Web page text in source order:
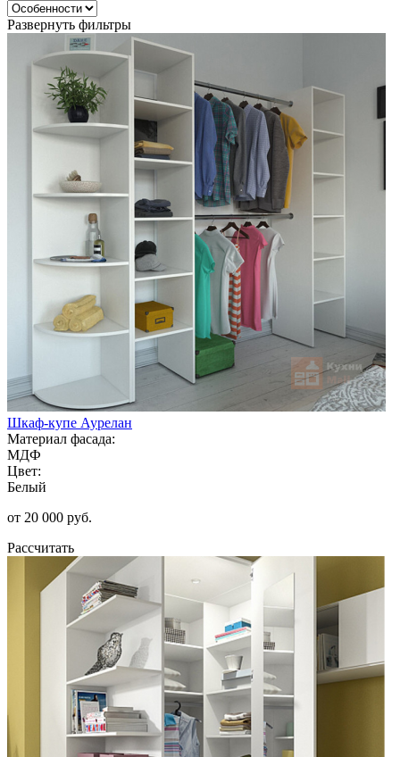
Развернуть фильтры
Шкаф-купе Аурелан
Материал фасада:
МДФ
Цвет:
Белый
от 20 000 руб.
Рассчитать